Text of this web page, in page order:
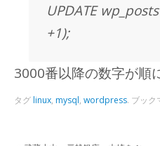
UPDATE
+1);
3000番以降の数字が順
タグ linux, mysql,wordpress. ブッ